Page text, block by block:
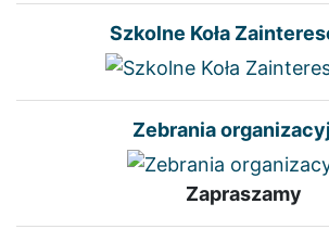
Szkolne Koła
Zebrania
Zapraszamy